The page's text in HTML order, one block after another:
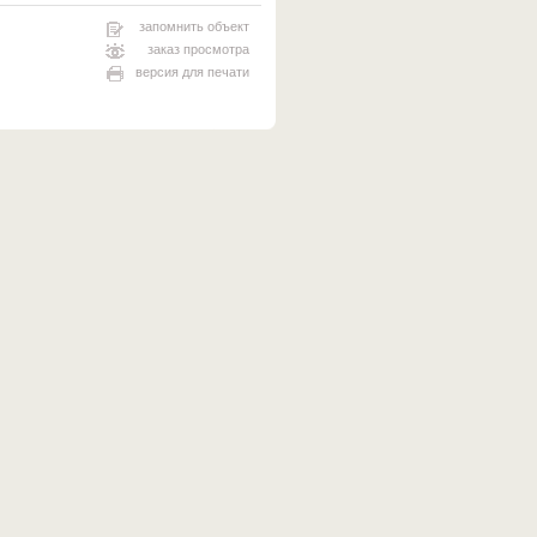
запомнить объект
заказ просмотра
версия для печати